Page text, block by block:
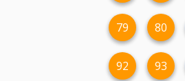
79 80
92 93